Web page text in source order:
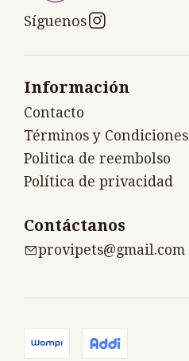
Síguenos
Información
Contacto
Términos y Condiciones
Politica de reembolso
Política de privacidad
Contáctanos
provipets@gmail.com